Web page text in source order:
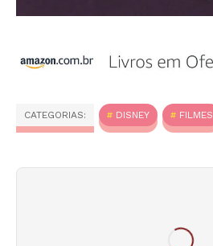
CATEGORIAS: DISNEY FILMES